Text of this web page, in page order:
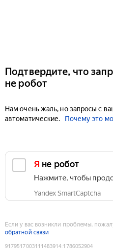
Подтвердите, что
не робот
Нам очень жаль, но запросы с
автоматические.
Почему это
Я не робот
Нажмите, чтобы
Yandex SmartCaptcha
Если у вас возникли проблемы,
обратной связи
9179517003111483914:1786052904